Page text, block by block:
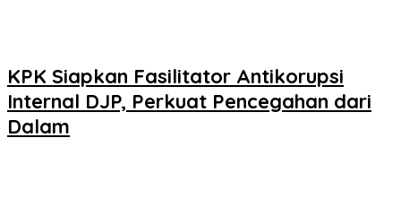
KPK Siapkan Fasilitator Antikorupsi
Internal DJP, Perkuat Pencegahan dari
Dalam